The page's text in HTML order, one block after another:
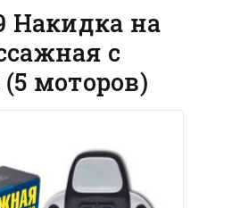
Накидка на
с
моторов)